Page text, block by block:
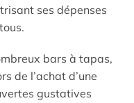
ses dépenses
bars à tapas,
de l’achat d’une
gustatives